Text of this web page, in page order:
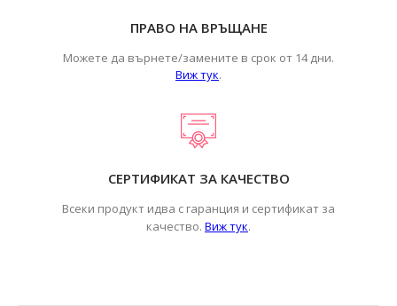
ПРАВО НА ВРЪЩАНЕ
Можете да върнете/замените в срок от 14 дни.
Виж тук.
СЕРТИФИКАТ ЗА КАЧЕСТВО
Всеки продукт идва с гаранция и сертификат за
качество. Виж тук.